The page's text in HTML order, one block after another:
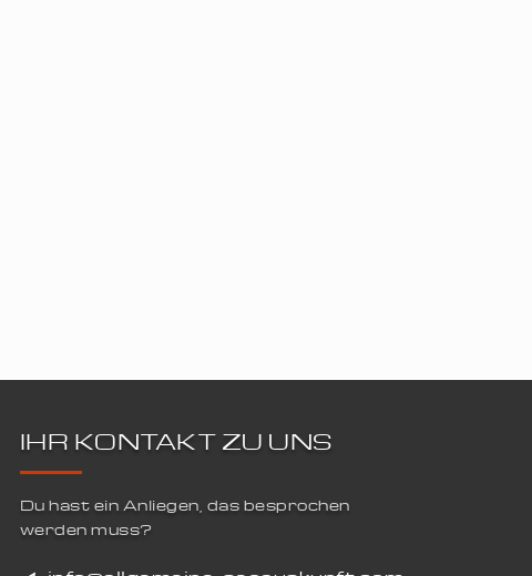
IHR KONTAKT ZU UNS
Du hast ein Anliegen, das besprochen
werden muss?